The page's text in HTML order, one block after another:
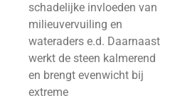
schadelijke invloeden van
milieuvervuiling en
wateraders e.d. Daarnaast
werkt de steen kalmerend
en brengt evenwicht bij
extreme